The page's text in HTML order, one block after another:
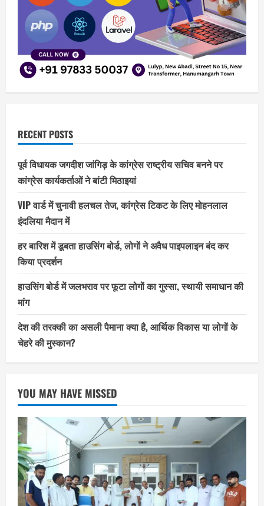
RECENT POSTS
पूर्व विधायक जगदीश जांगिड़ के कांग्रेस राष्ट्रीय सचिव बनने पर
कांग्रेस कार्यकर्ताओं ने बांटी मिठाइयां
VIP वार्ड में चुनावी हलचल तेज, कांग्रेस टिकट के लिए मोहनलाल
इंदलिया मैदान में
हर बारिश में डूबता हाउसिंग बोर्ड, लोगों ने अवैध पाइपलाइन बंद कर
किया प्रदर्शन
हाउसिंग बोर्ड में जलभराव पर फूटा लोगों का गुस्सा, स्थायी समाधान की
मांग
देश की तरक्की का असली पैमाना क्या है, आर्थिक विकास या लोगों के
चेहरे की मुस्कान?
YOU MAY HAVE MISSED